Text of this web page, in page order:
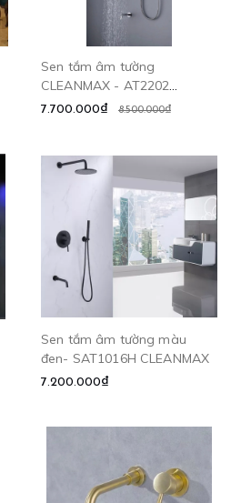
Sen tắm âm tường
CLEANMAX - AT2202
CLEANMAX
7.700.000₫ 8.500.000₫
Sen tắm âm tường màu
đen- SAT1016H CLEANMAX
7.200.000₫